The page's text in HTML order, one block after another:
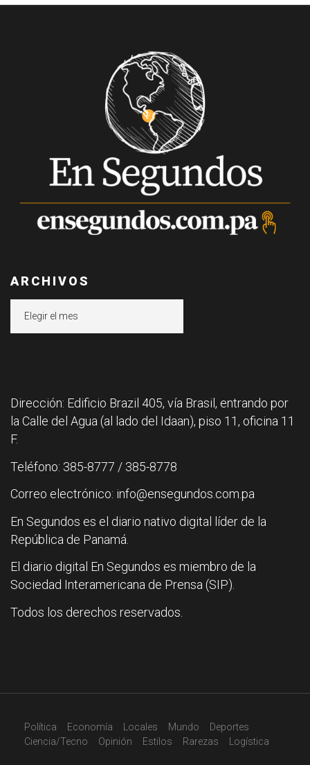
ARCHIVOS
Dirección: Edificio Brazil 405, vía Brasil, entrando por
la Calle del Agua (al lado del Idaan), piso 11, oficina 11
F.
Teléfono: 385-8777 / 385-8778
Correo electrónico: info@ensegundos.com.pa
En Segundos es el diario nativo digital líder de la
República de Panamá.
El diario digital En Segundos es miembro de la
Sociedad Interamericana de Prensa (SIP).
Todos los derechos reservados.
Política Economía Locales Mundo
Deportes
Ciencia/Tecno
Opinión Estilos Rarezas Logística